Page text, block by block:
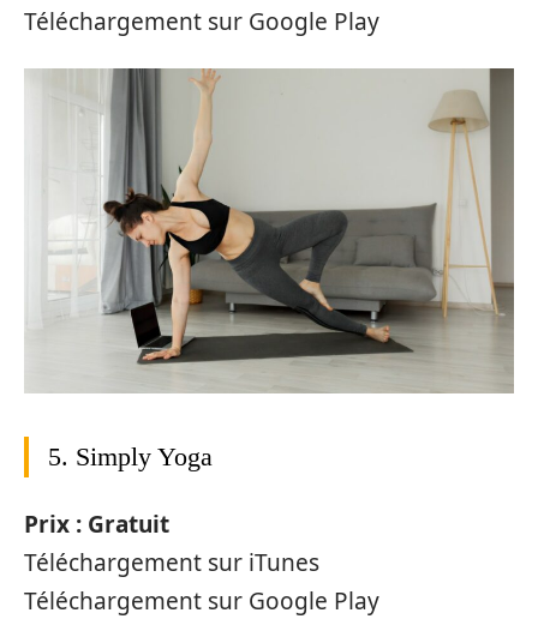
Téléchargement sur Google Play
5. Simply Yoga
Prix : Gratuit
Téléchargement sur iTunes
Téléchargement sur Google Play